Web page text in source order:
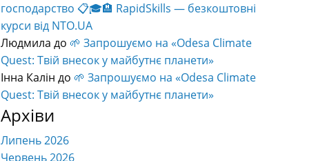
господарство 📋🎓🏨 RapidSkills — безкоштовні
курси від NTO.UA
Людмила до 🌱 Запрошуємо на «Odesa Climate
Quest: Твій внесок у майбутнє планети»
Інна Калін до 🌱 Запрошуємо на «Odesa Climate
Quest: Твій внесок у майбутнє планети»
Архіви
Липень 2026
Червень 2026